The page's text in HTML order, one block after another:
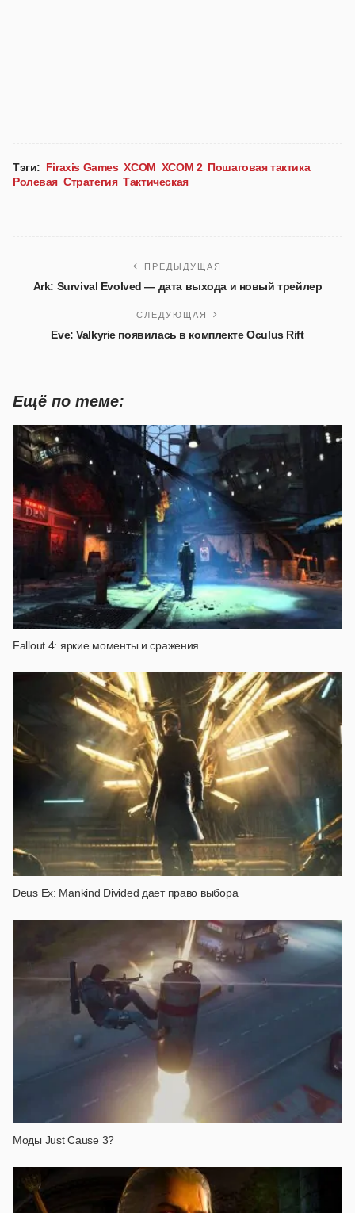
Тэги: Firaxis Games XCOM XCOM 2 Пошаговая тактика
Ролевая Стратегия Тактическая
ПРЕДЫДУЩАЯ
Ark: Survival Evolved — дата выхода и новый трейлер
СЛЕДУЮЩАЯ
Eve: Valkyrie появилась в комплекте Oculus Rift
Ещё по теме:
Fallout 4: яркие моменты и сражения
Deus Ex: Mankind Divided дает право выбора
Моды Just Cause 3?